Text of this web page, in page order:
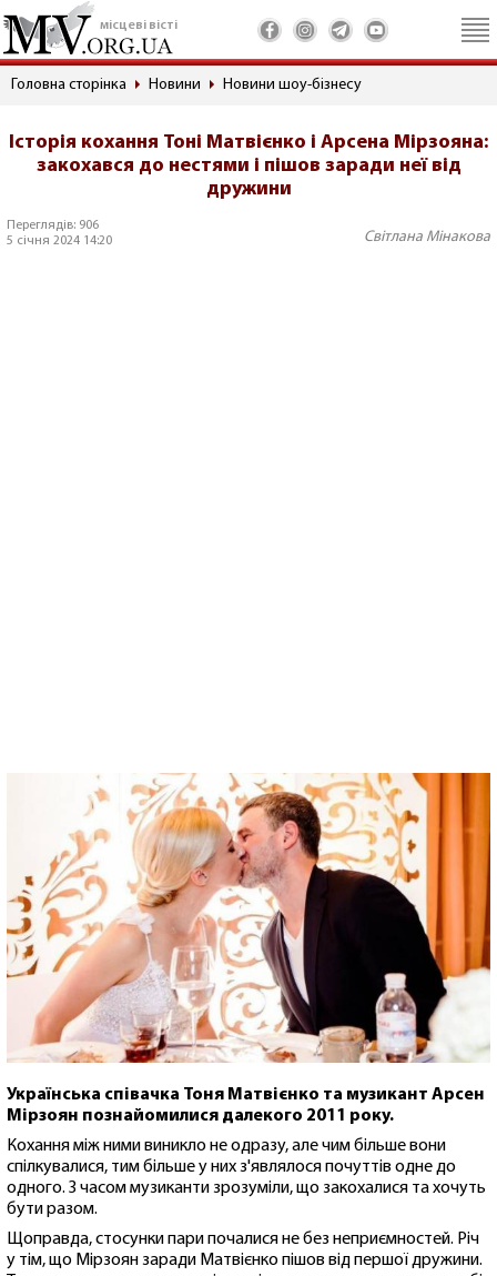
місцеві вісті
Головна сторінка Новини Новини шоу-бізнесу
Історія кохання Тоні Матвієнко і Арсена Мірзояна:
закохався до нестями і пішов заради неї від
дружини
Переглядів: 906
5 січня 2024 14:20
Світлана Мінакова
Українська співачка Тоня Матвієнко та музикант Арсен
Мірзоян познайомилися далекого 2011 року.
Кохання між ними виникло не одразу, але чим більше вони
спілкувалися, тим більше у них з'являлося почуттів одне до
одного. З часом музиканти зрозуміли, що закохалися та хочуть
бути разом.
Щоправда, стосунки пари почалися не без неприємностей. Річ
у тім, що Мірзоян заради Матвієнко пішов від першої дружини.